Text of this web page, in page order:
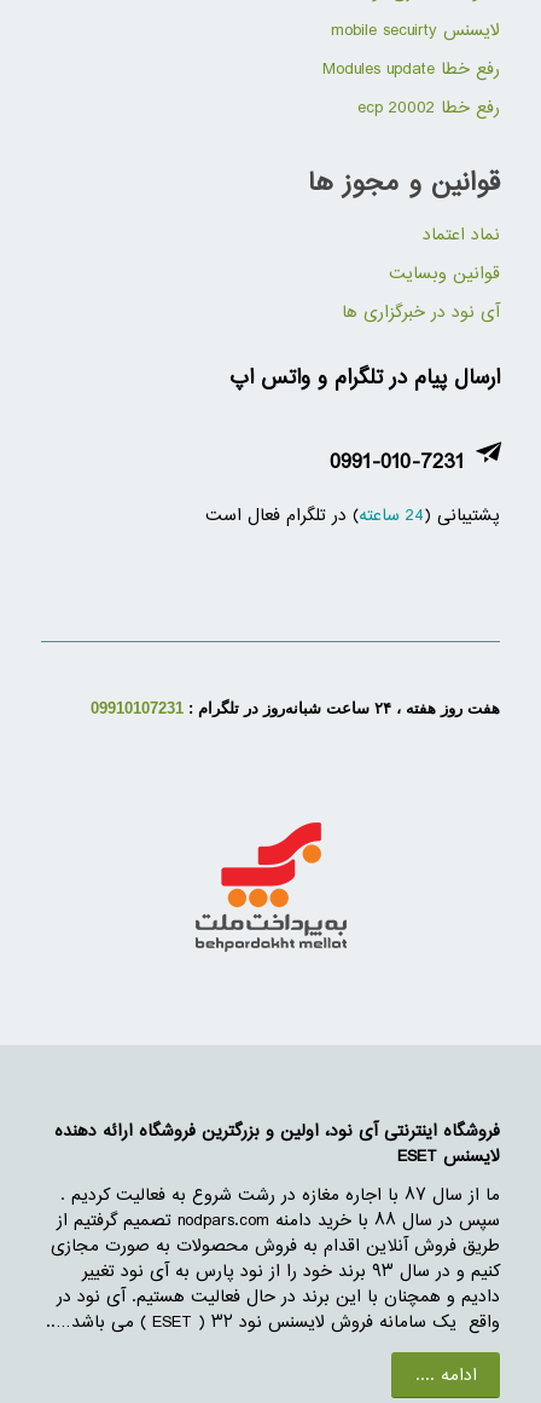
لایسنس mobile secuirty
رفع خطا Modules update
رفع خطا ecp 20002
قوانین و مجوز ها
نماد اعتماد
قوانین وبسایت
آی نود در خبرگزاری ها
ارسال پیام در تلگرام و واتس اپ
0991-010-7231
پشتیبانی (24 ساعته ) در تلگرام فعال است
هفت روز هفته ، ۲۴ ساعت شبانه‌روز در تلگرام : 09910107231
فروشگاه اینترنتی آی نود، اولین و بزرگترین فروشگاه ارائه دهنده
لایسنس ESET
ما از سال ۸۷ با اجاره مغازه در رشت شروع به فعالیت کردیم .
سپس در سال ۸۸ با خرید دامنه nodpars.com تصمیم گرفتیم از
طریق فروش آنلاین اقدام به فروش محصولات به صورت مجازی
کنیم و در سال ۹۳ برند خود را از نود پارس به آی نود تغییر
دادیم و همچنان با این برند در حال فعالیت هستیم. آی نود در
واقع یک سامانه فروش لایسنس نود ۳۲ ( ESET ) می باشد…..
ادامه ....